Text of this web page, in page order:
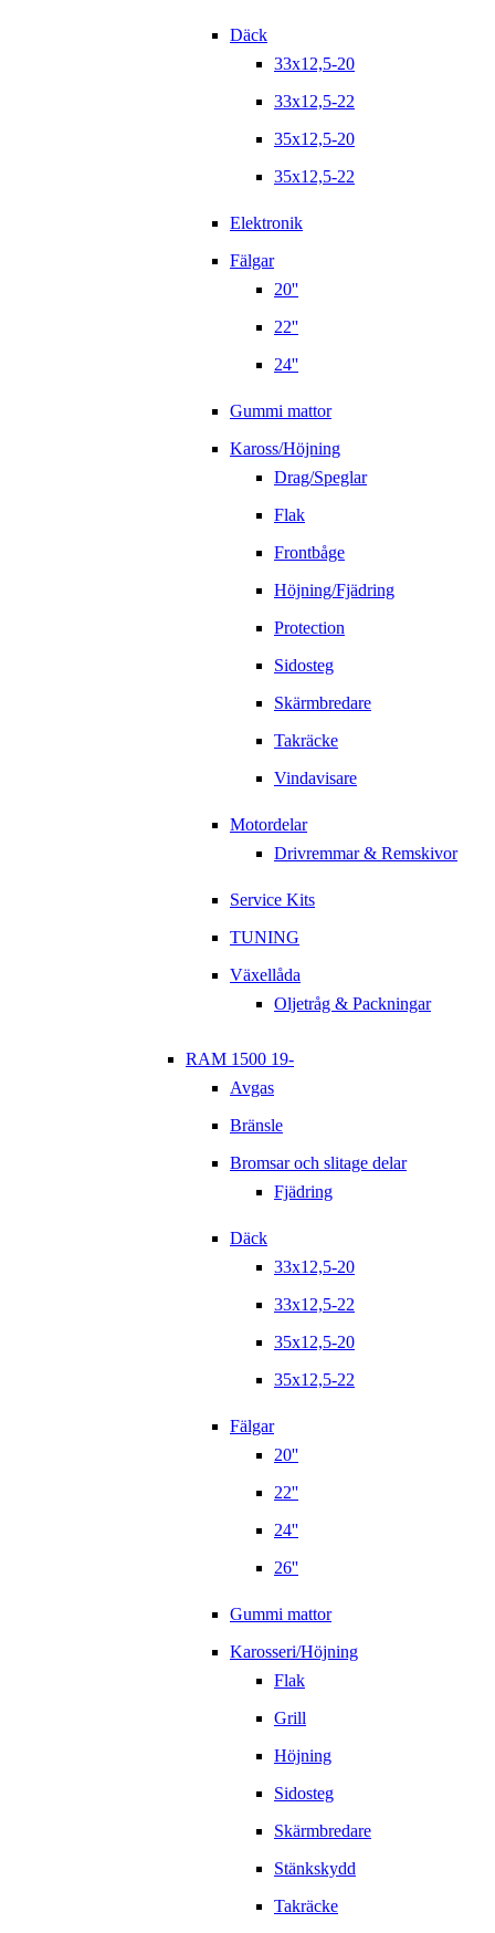
Däck
33x12,5-20
33x12,5-22
35x12,5-20
35x12,5-22
Elektronik
Fälgar
20''
22''
24''
Gummi mattor
Kaross/Höjning
Drag/Speglar
Flak
Frontbåge
Höjning/Fjädring
Protection
Sidosteg
Skärmbredare
Takräcke
Vindavisare
Motordelar
Drivremmar & Remskivor
Service Kits
TUNING
Växellåda
Oljetråg & Packningar
RAM 1500 19-
Avgas
Bränsle
Bromsar och slitage delar
Fjädring
Däck
33x12,5-20
33x12,5-22
35x12,5-20
35x12,5-22
Fälgar
20''
22''
24''
26''
Gummi mattor
Karosseri/Höjning
Flak
Grill
Höjning
Sidosteg
Skärmbredare
Stänkskydd
Takräcke